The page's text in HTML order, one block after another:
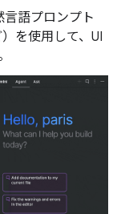
語プロンプト
を使用して、UI